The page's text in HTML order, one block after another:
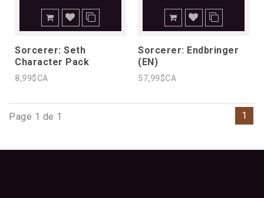
Sorcerer: Seth
Character Pack
8,99$CA
Sorcerer: Endbringer
(EN)
57,99$CA
Page 1 de 1 1